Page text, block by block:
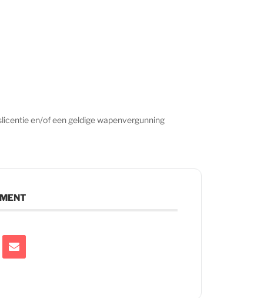
en/of een geldige wapenvergunning